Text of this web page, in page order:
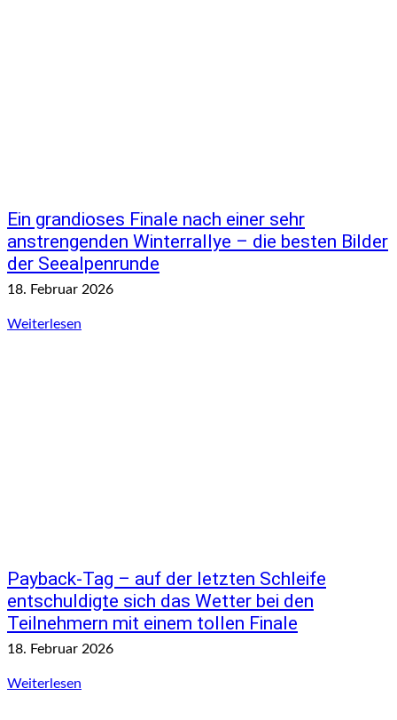
Ein grandioses Finale nach einer sehr
anstrengenden Winterrallye – die besten Bilder
der Seealpenrunde
18. Februar 2026
Weiterlesen
Payback-Tag – auf der letzten Schleife
entschuldigte sich das Wetter bei den
Teilnehmern mit einem tollen Finale
18. Februar 2026
Weiterlesen